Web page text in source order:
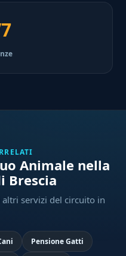
Animale nella
Brescia
servizi del circuito in
Pensione Gatti